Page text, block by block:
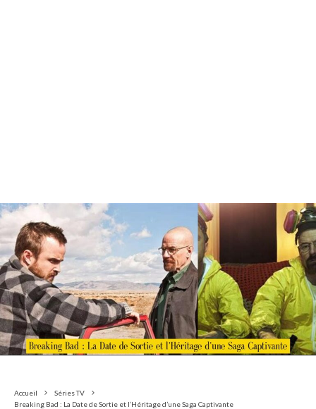
Accueil
Séries TV
Breaking Bad : La Date de Sortie et l’Héritage d’une Saga Captivante